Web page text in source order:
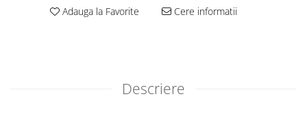
Adauga la Favorite Cere informatii
Descriere